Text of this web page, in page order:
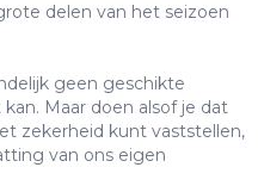
delen van het seizoen
geen geschikte
Maar doen alsof je dat
zekerheid kunt vaststellen,
van ons eigen